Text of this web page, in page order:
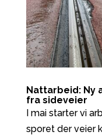
Nattarbeid: Ny
fra sideveier
I mai starter vi
sporet der veier